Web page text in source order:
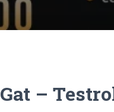
Gat –